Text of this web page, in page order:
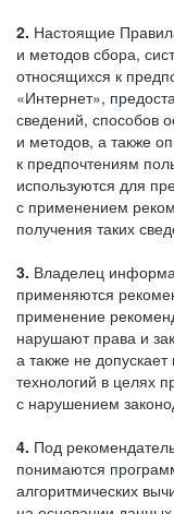
2. Настоящие
и методов сбора,
относящихся к
«Интернет»,
сведений, способов
и методов, а также
к предпочтениям
используются для
с применением
получения таких
3. Владелец
применяются
применение
нарушают права и
а также не
технологий в целях
с нарушением
4. Под
понимаются
алгоритмических